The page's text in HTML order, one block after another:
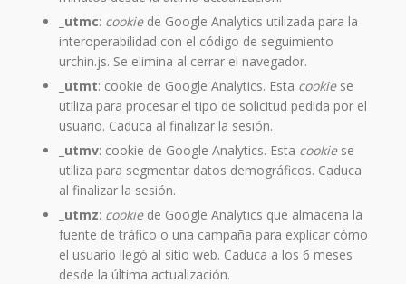
_utmc: cookie de Google Analytics utilizada para la
interoperabilidad con el código de seguimiento
urchin.js. Se elimina al cerrar el navegador.
utmt: cookie de Google Analytics. Esta cookie se
utiliza para procesar el tipo de solicitud pedida por el
usuario. Caduca al finalizar la sesión.
utmv: cookie de Google Analytics. Esta cookie se
utiliza para segmentar datos demográficos. Caduca
al finalizar la sesión.
_utmz: cookie de Google Analytics que almacena la
fuente de tráfico o una campaña para explicar cómo
el usuario llegó al sitio web. Caduca a los 6 meses
desde la última actualización.